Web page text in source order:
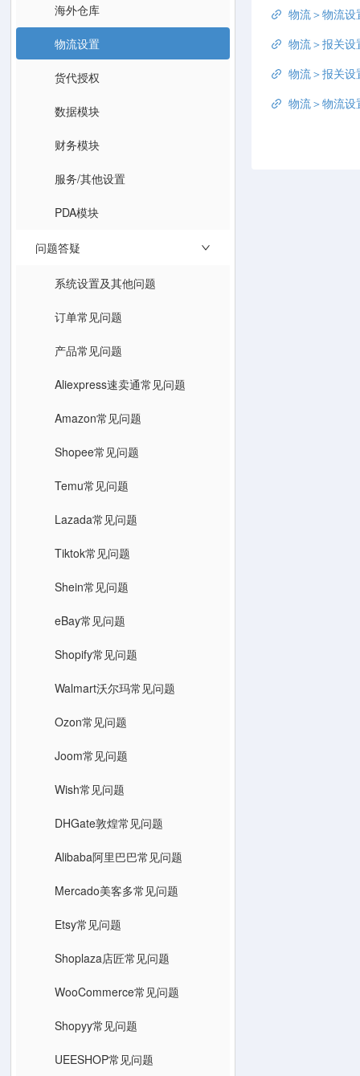
海外仓库
物流设置
货代授权
数据模块
财务模块
服务/其他设置
PDA模块
问题答疑
系统设置及其他问题
订单常见问题
产品常见问题
Aliexpress速卖通常见问题
Amazon常见问题
Shopee常见问题
Temu常见问题
Lazada常见问题
Tiktok常见问题
Shein常见问题
eBay常见问题
Shopify常见问题
Walmart沃尔玛常见问题
Ozon常见问题
Joom常见问题
Wish常见问题
DHGate敦煌常见问题
Alibaba阿里巴巴常见问题
Mercado美客多常见问题
Etsy常见问题
Shoplaza店匠常见问题
WooCommerce常见问题
Shopyy常见问题
UEESHOP常见问题
物流＞物流
物流＞报关
物流＞报关设
物流＞物流